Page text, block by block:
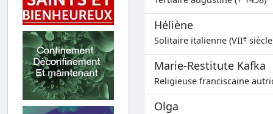
Héliène
Solitaire italienne (VIIe
Marie-Restitute Kafka
Religieuse franciscaine
Olga